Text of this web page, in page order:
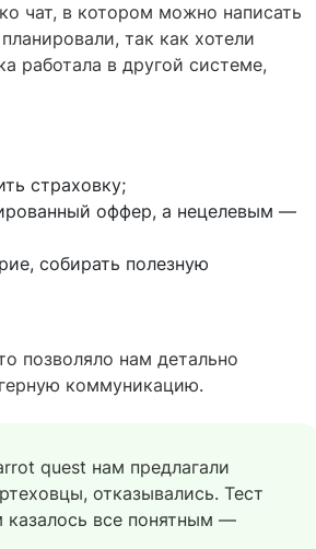
чат, в котором можно написать
так как хотели
работала в другой системе,
страховку;
оффер, а нецелевым —
собирать полезную
позволяло нам детально
коммуникацию.
quest нам предлагали
отказывались. Тест
казалось все понятным —